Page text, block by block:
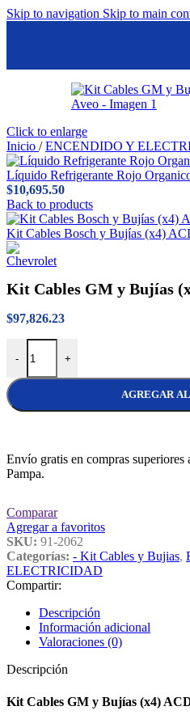
Skip to navigation Skip to main
Click to enlarge
Inicio / ENCENDIDO Y
Líquido Refrigerante Rojo
$10,695.50
Back to products
Kit Cables Bosch y Bujías (x4)
Kit Cables GM y Bujías
$97,826.23
-
Kit Cables GM y Bujías (x4)
+
AGREGAR
Envío gratis en compras
Pampa.
Comparar
Agregar a favoritos
SKU: 91-2062
Categorías: - Kit Cables y Bujias,
ELECTRICIDAD
Compartir:
Descripción
Información adicional
Valoraciones (0)
Descripción
Kit Cables GM y Bujías (x4)